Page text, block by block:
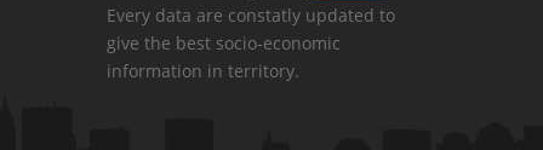
Every data are constatly updated to
give the best socio-economic
information in territory.